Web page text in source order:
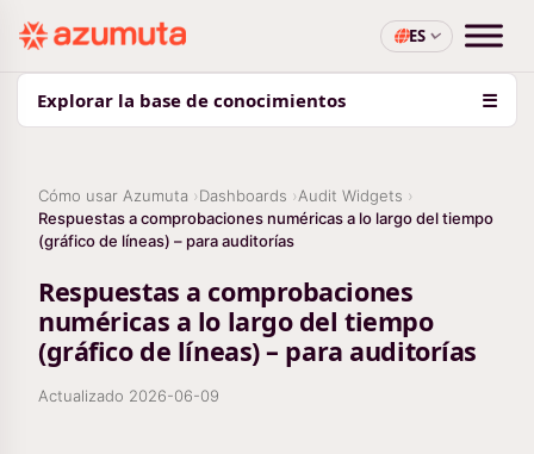
ES
Explorar la base de conocimientos ☰
Cómo usar Azumuta Dashboards
Audit Widgets
Respuestas a comprobaciones numéricas a lo largo del tiempo
(gráfico de líneas) – para auditorías
Respuestas a comprobaciones
numéricas a lo largo del tiempo
(gráfico de líneas) – para auditorías
Actualizado 2026-06-09